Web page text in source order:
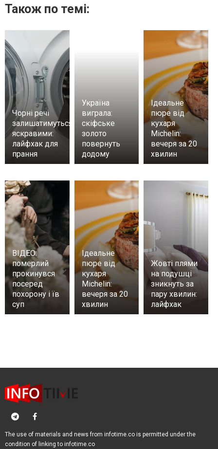
Також по темі:
Чорні речі
залишатимуться
яскравими:
лайфхак для
прання
Україна
виграла:
скіфське
золото
повернуть
додому
Ідеальне
пюре від
кухаря
Michelin:
вечеря за 20
хвилин
ВІДЕО:
померлий
прокинувся
посеред
похорону і їв
суп
Ідеальне
пюре від
кухаря
Michelin:
вечеря за 20
хвилин
Жовті плями
на подушці
зникнуть за
пару хвилин:
лайфхак
The use of materials and news from infotime.co is permitted under the
condition of linking to infotime.co